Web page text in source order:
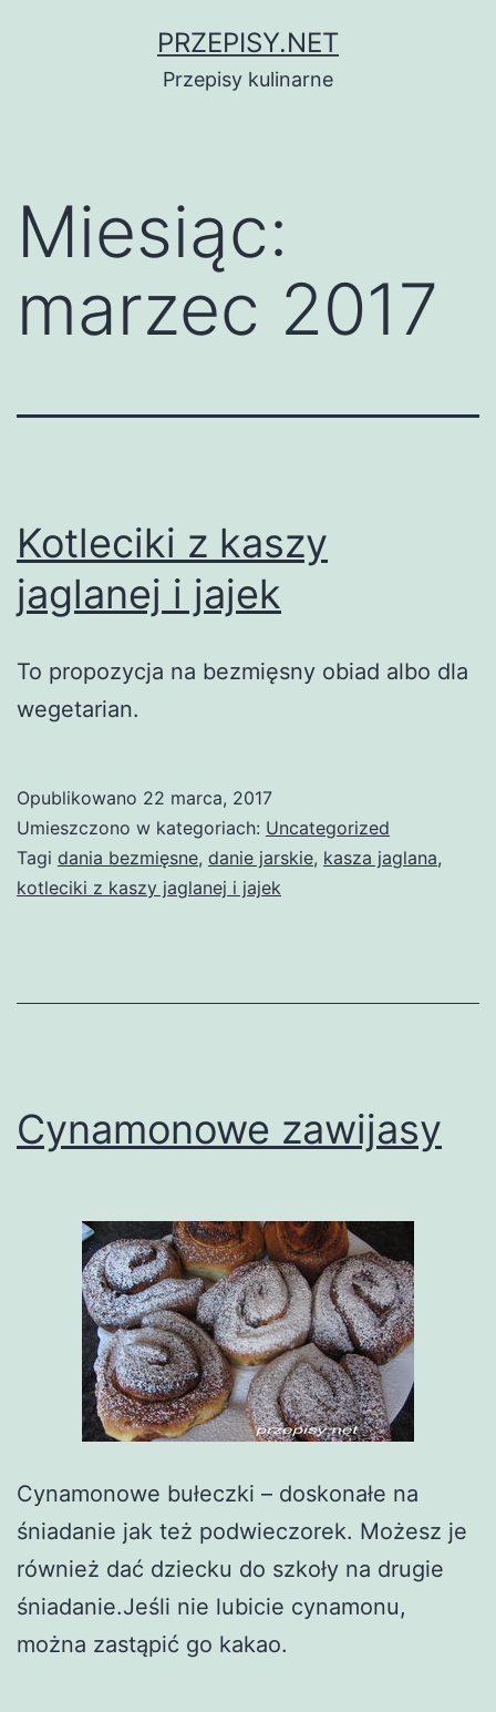
PRZEPISY.NET
Przepisy kulinarne
Miesiąc:
marzec 2017
Kotleciki z kaszy
jaglanej i jajek
To propozycja na bezmięsny obiad albo dla
wegetarian.
Opublikowano 22 marca, 2017
Umieszczono w kategoriach: Uncategorized
Tagi dania bezmięsne, danie jarskie, kasza jaglana,
kotleciki z kaszy jaglanej i jajek
Cynamonowe zawijasy
Cynamonowe bułeczki – doskonałe na
śniadanie jak też podwieczorek. Możesz je
również dać dziecku do szkoły na drugie
śniadanie.Jeśli nie lubicie cynamonu,
można zastąpić go kakao.